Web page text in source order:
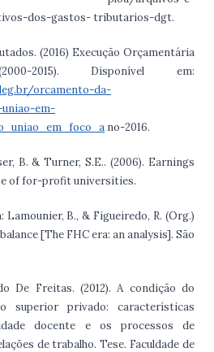
dos-gastos- tributarios-dgt.
(2016) Execução Orçamentária
2015). Disponível em:
orcamento-da-
em-
no-2016.
B. & Turner, S.E.. (2006). Earnings
of for-profit universities.
Lamounier, B., & Figueiredo, R. (Org.)
[The FHC era: an analysis]. São
De Freitas. (2012). A condição do
superior privado: características
docente e os processos de
de trabalho. Tese. Faculdade de